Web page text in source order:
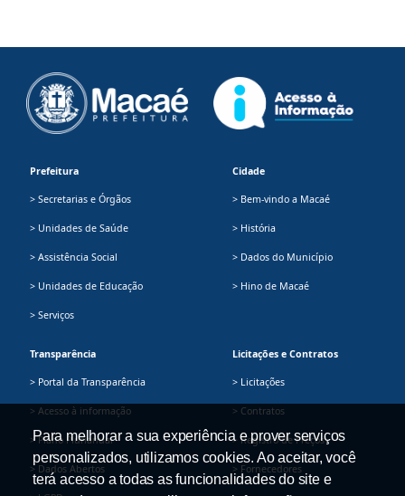
Prefeitura
> Secretarias e Órgãos
> Unidades de Saúde
> Assistência Social
> Unidades de Educação
> Serviços
Cidade
> Bem-vindo a Macaé
> História
> Dados do Município
> Hino de Macaé
Transparência
> Portal da Transparência
> Acesso à informação
> Plano Plurianual
> Dados Abertos
Licitações e Contratos
> Licitações
> Contratos
> Registro de Preços
> Fornecedores
Para melhorar a sua experiência e prover serviços
personalizados, utilizamos cookies. Ao aceitar, você
terá acesso a todas as funcionalidades do site e